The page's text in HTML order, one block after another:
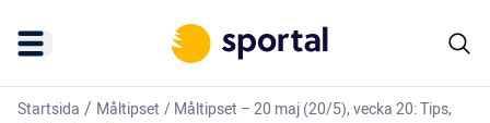
Startsida / Måltipset /Måltipset – 20 maj (20/5), vecka 20: Tips,